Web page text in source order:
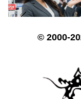
© 2000-